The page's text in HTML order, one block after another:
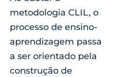
metodologia CLIL, o
processo de ensino-
aprendizagem passa
a ser orientado pela
construção de